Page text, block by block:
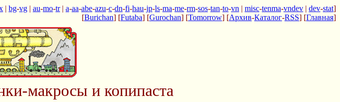
| bg-vg | au-mo-tr| a-aa-abe-azu-c-dn-fi-hau-jp-ls-ma-me-rm-sos-tan-to-vn | misc-tenma-vndev | dev-stat]
[Burichan] [Futaba] [Gurochan] [Tomorrow] [Архив-Каталог-RSS] [Главная]
макросы и копипаста